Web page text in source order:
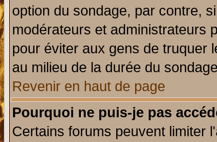
option du sondage, par contre,
modérateurs et administrateurs
pour éviter aux gens de truquer
au milieu de la durée du
Revenir en haut de page
Pourquoi ne puis-je pas
Certains forums peuvent limiter